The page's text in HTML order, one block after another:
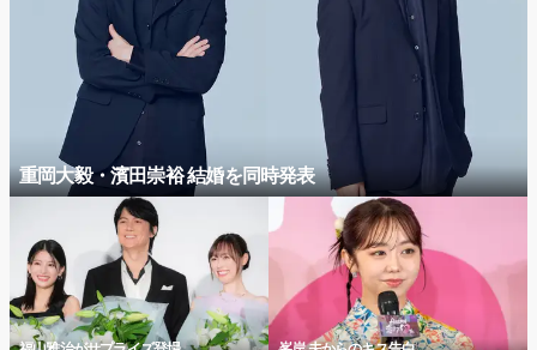
重岡大毅・濱田崇裕 結婚を同時発表